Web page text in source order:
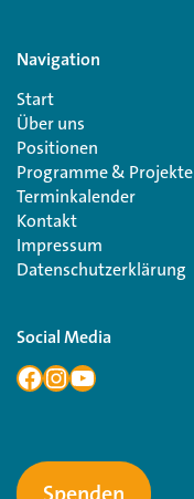
Navigation
Start
Über uns
Positionen
Programme & Projekte
Terminkalender
Kontakt
Impressum
Datenschutzerklärung
Social Media